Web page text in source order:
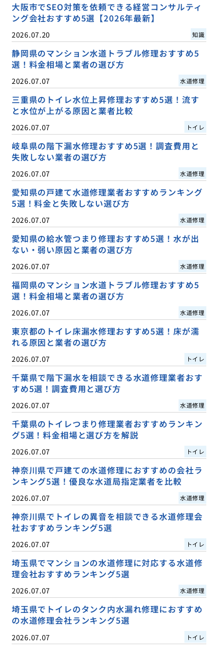
大阪市でSEO対策を依頼できる経営コンサルティ
ング会社おすすめ5選【2026年最新】
2026.07.20 知識
静岡県のマンション水道トラブル修理おすすめ5
選！料金相場と業者の選び方
2026.07.07 水道修理
三重県のトイレ水位上昇修理おすすめ5選！流す
と水位が上がる原因と業者比較
2026.07.07 トイレ
岐阜県の階下漏水修理おすすめ5選！調査費用と
失敗しない業者の選び方
2026.07.07 水道修理
愛知県の戸建て水道修理業者おすすめランキング
5選！料金と失敗しない選び方
2026.07.07 水道修理
愛知県の給水管つまり修理おすすめ5選！水が出
ない・弱い原因と業者の選び方
2026.07.07 水道修理
福岡県のマンション水道トラブル修理おすすめ5
選！料金相場と業者の選び方
2026.07.07 水道修理
東京都のトイレ床漏水修理おすすめ5選！床が濡
れる原因と業者の選び方
2026.07.07 トイレ
千葉県で階下漏水を相談できる水道修理業者おす
すめ5選！調査費用と選び方
2026.07.07 水道修理
千葉県のトイレつまり修理業者おすすめランキン
グ5選！料金相場と選び方を解説
2026.07.07 トイレ
神奈川県で戸建ての水道修理におすすめの会社ラ
ンキング5選！優良な水道局指定業者を比較
2026.07.07 水道修理
神奈川県でトイレの異音を相談できる水道修理会
社おすすめランキング5選
2026.07.07 トイレ
埼玉県でマンションの水道修理に対応する水道修
理会社おすすめランキング5選
2026.07.07 水道修理
埼玉県でトイレのタンク内水漏れ修理におすすめ
の水道修理会社ランキング5選
2026.07.07 トイレ